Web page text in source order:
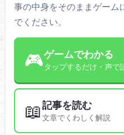
事の中身をそのままゲーム
でください。
🎮ゲームでわかる
タップするだけ・声で
📖記事を読む
文章でくわしく解説